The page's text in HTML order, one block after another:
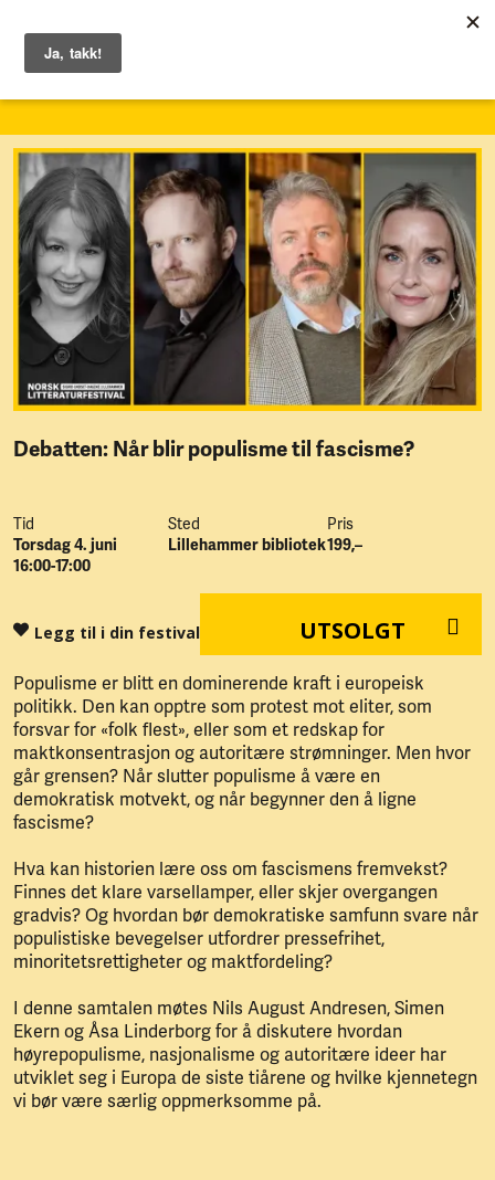
Debatten: Når blir populisme til fascisme?
Tid
Torsdag 4. juni
16:00-17:00
Sted
Lillehammer bibliotek
Pris
199,–
Legg til i din festival UTSOLGT
Populisme er blitt en dominerende kraft i europeisk
politikk. Den kan opptre som protest mot eliter, som
forsvar for «folk flest», eller som et redskap for
maktkonsentrasjon og autoritære strømninger. Men hvor
går grensen? Når slutter populisme å være en
demokratisk motvekt, og når begynner den å ligne
fascisme?
Hva kan historien lære oss om fascismens fremvekst?
Finnes det klare varsellamper, eller skjer overgangen
gradvis? Og hvordan bør demokratiske samfunn svare når
populistiske bevegelser utfordrer pressefrihet,
minoritetsrettigheter og maktfordeling?
I denne samtalen møtes Nils August Andresen, Simen
Ekern og Åsa Linderborg for å diskutere hvordan
høyrepopulisme, nasjonalisme og autoritære ideer har
utviklet seg i Europa de siste tiårene og hvilke kjennetegn
vi bør være særlig oppmerksomme på.